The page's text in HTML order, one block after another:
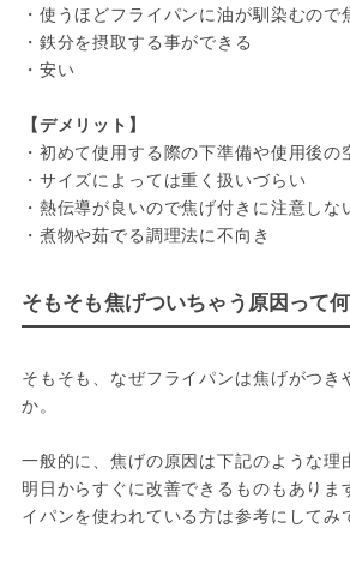
・使うほどフライパンに油が馴染むので
・鉄分を摂取する事ができる
・安い
【デメリット】
・初めて使用する際の下準備や使用後の
・サイズによっては重く扱いづらい
・熱伝導が良いので焦げ付きに注意しな
・煮物や茹でる調理法に不向き
そもそも焦げついちゃう原因って
そもそも、なぜフライパンは焦げがつき
か。
一般的に、焦げの原因は下記のような理
明日からすぐに改善できるものもありま
イパンを使われている方は参考にしてみ